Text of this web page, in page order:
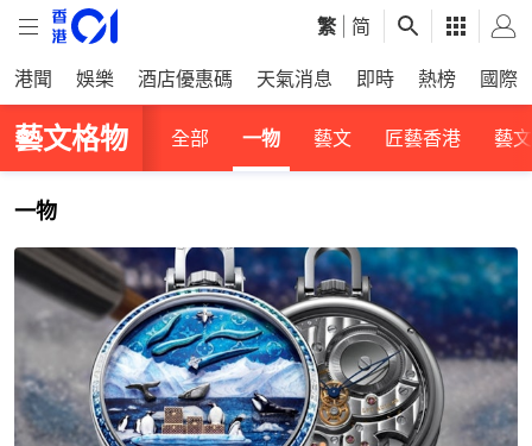
繁 简
港聞 娛樂 酒店優惠碼 天氣消息 即時 熱榜 國際
藝文格物 全部 一物 藝文 匠藝香港 藝
一物